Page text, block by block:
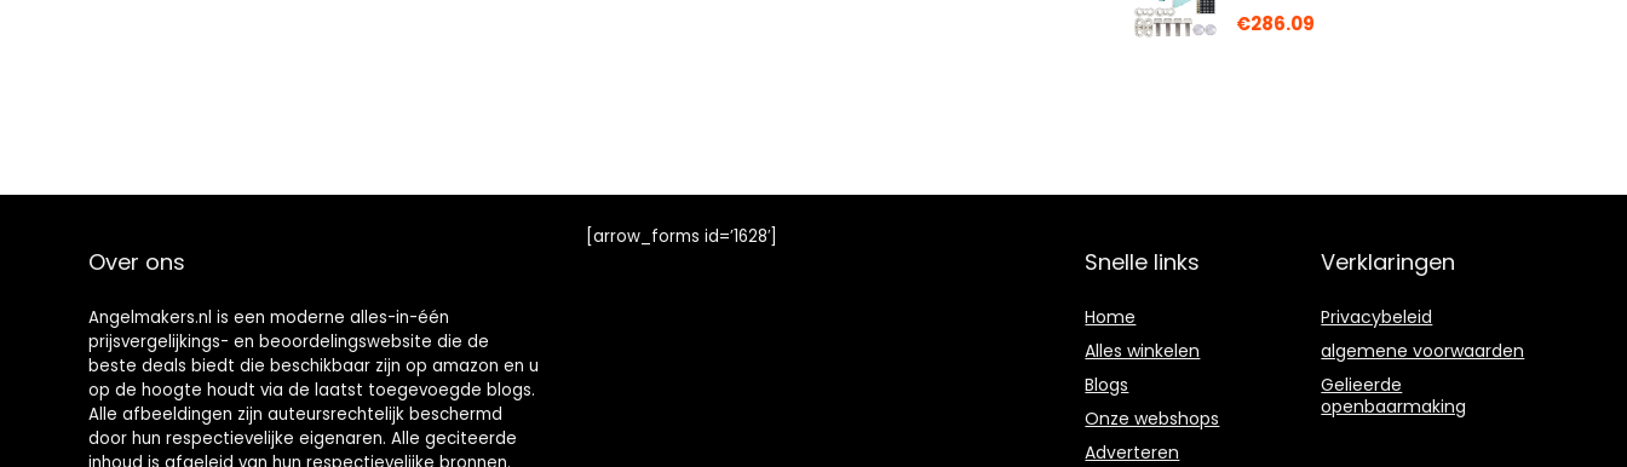
€286.09
Over ons
Angelmakers.nl is een moderne alles-in-één
prijsvergelijkings- en beoordelingswebsite die de
beste deals biedt die beschikbaar zijn op amazon en u
op de hoogte houdt via de laatst toegevoegde blogs.
Alle afbeeldingen zijn auteursrechtelijk beschermd
door hun respectievelijke eigenaren. Alle geciteerde
[arrow_forms id=’1628′]
Snelle links
Home
Alles winkelen
Blogs
Onze webshops
Adverteren
Verklaringen
Privacybeleid
algemene voorwaarden
Gelieerde
openbaarmaking